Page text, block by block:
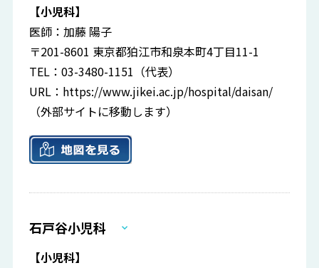
【小児科】
医師：加藤 陽子
〒201-8601 東京都狛江市和泉本町4丁目11-1
TEL：03-3480-1151（代表）
URL： https://www.jikei.ac.jp/hospital/daisan/
（外部サイトに移動します）
石戸谷小児科
【小児科】